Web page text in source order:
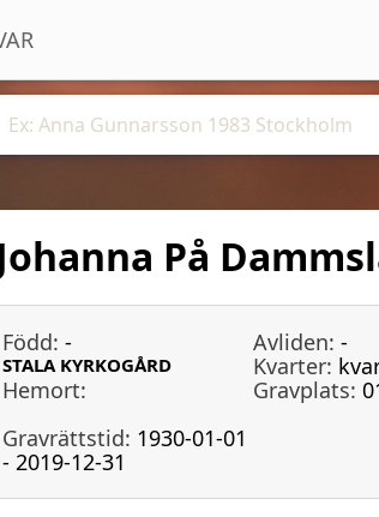
På
Född: - Avliden: -
STALA KYRKOGÅRD Kvarter:
Hemort:
Gravplats:
Gravrättstid: 1930-01-01
- 2019-12-31